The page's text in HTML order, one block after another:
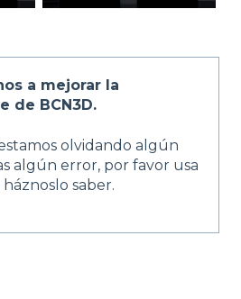
a mejorar la
de BCN3D.
olvidando algún
algún error, por favor usa
saber.